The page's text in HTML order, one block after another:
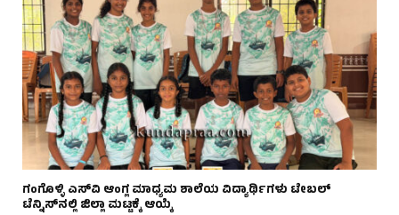
ಗಂಗೊಳ್ಳಿ ಎಸ್‌ವಿ ಆಂಗ್ಲ ಮಾಧ್ಯಮ ಶಾಲೆಯ ವಿದ್ಯಾರ್ಥಿಗಳು ಟೇಬಲ್‌
ಟೆನ್ನಿಸ್‌ನಲ್ಲಿ ಜಿಲ್ಲಾ ಮಟ್ಟಕ್ಕೆ ಆಯ್ಕೆ